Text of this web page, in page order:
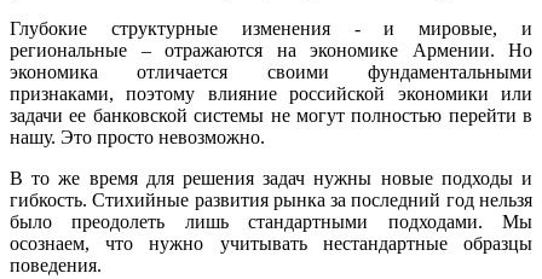
Глубокие структурные изменения - и мировые, и
региональные – отражаются на экономике Армении. Но
экономика отличается своими фундаментальными
признаками, поэтому влияние российской экономики или
задачи ее банковской системы не могут полностью перейти в
нашу. Это просто невозможно.
В то же время для решения задач нужны новые подходы и
гибкость. Стихийные развития рынка за последний год нельзя
было преодолеть лишь стандартными подходами. Мы
осознаем, что нужно учитывать нестандартные образцы
поведения.